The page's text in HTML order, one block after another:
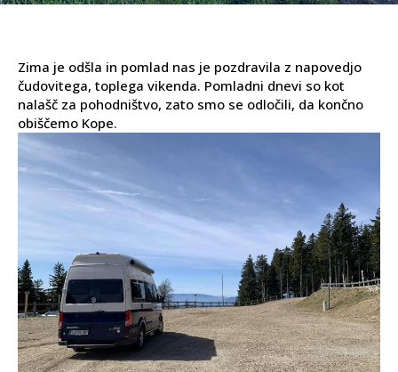
Zima je odšla in pomlad nas je pozdravila z napovedjo
čudovitega, toplega vikenda. Pomladni dnevi so kot
nalašč za pohodništvo, zato smo se odločili, da končno
obiščemo Kope.